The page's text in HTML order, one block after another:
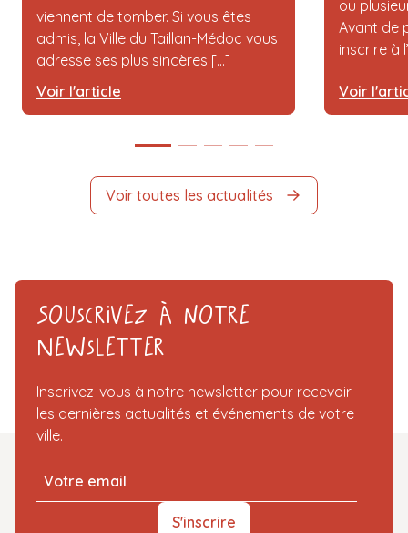
viennent de tomber. Si vous êtes
admis, la Ville du Taillan-Médoc vous
adresse ses plus sincères [...]
Voir l'article
ou
Avant de
inscrire à
Voir
Voir toutes les actualités
Souscrivez à notre
Newsletter
Inscrivez-vous à notre newsletter pour recevoir
les dernières actualités et événements de votre
ville.
S'inscrire